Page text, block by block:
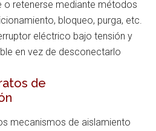
o retenerse mediante métodos
bloqueo, purga, etc.
eléctrico bajo tensión y
en vez de desconectarlo
de
mecanismos de aislamiento